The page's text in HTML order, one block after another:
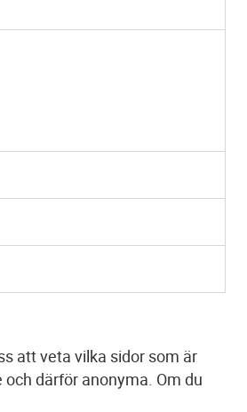
att veta vilka sidor som är
därför anonyma. Om du